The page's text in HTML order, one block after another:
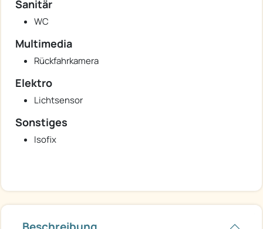
Sanitär
WC
Multimedia
Rückfahrkamera
Elektro
Lichtsensor
Sonstiges
Isofix